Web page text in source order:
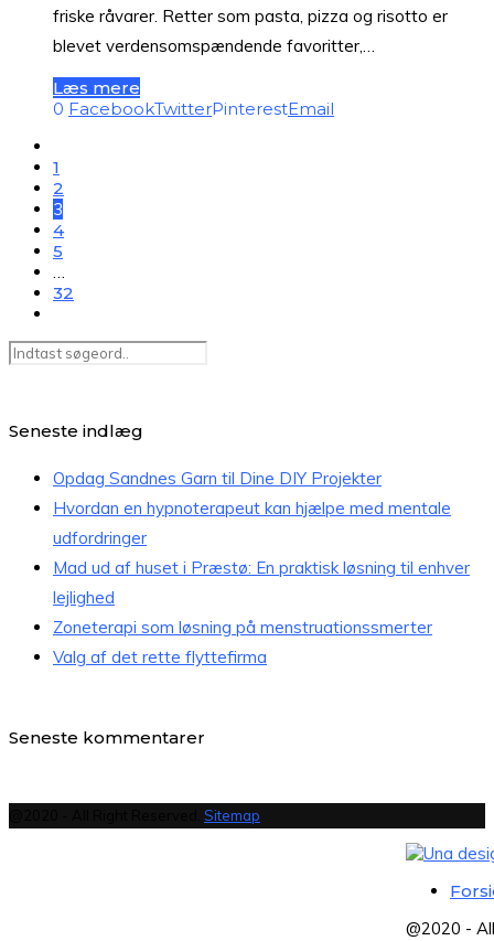
friske råvarer. Retter som pasta, pizza og risotto er
blevet verdensomspændende favoritter,…
Læs mere
0 FacebookTwitterPinterestEmail
1
2
3
4
5
…
32
Seneste indlæg
Opdag Sandnes Garn til Dine DIY Projekter
Hvordan en hypnoterapeut kan hjælpe med mentale
udfordringer
Mad ud af huset i Præstø: En praktisk løsning til enhver
lejlighed
Zoneterapi som løsning på menstruationssmerter
Valg af det rette flyttefirma
Seneste kommentarer
Sitemap
@2020 -